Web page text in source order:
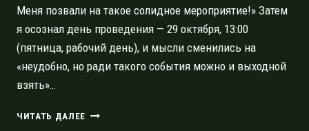
Меня позвали на такое солидное мероприятие!» Затем
я осознал день проведения — 29 октября, 13:00
(пятница, рабочий день), и мысли сменились на
«неудобно, но ради такого события можно и выходной
взять»…
ЧИТАТЬ ДАЛЕЕ КОНФЕРЕНЦИЯ